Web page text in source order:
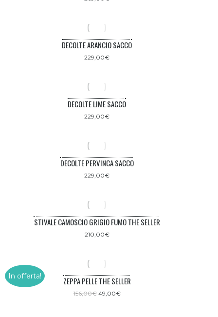
DECOLTE ARANCIO SACCO
229,00€
DECOLTE LIME SACCO
229,00€
DECOLTE PERVINCA SACCO
229,00€
STIVALE CAMOSCIO GRIGIO FUMO THE SELLER
210,00€
In offerta! ZEPPA PELLE THE SELLER
156,00€ Il
49,00€Il